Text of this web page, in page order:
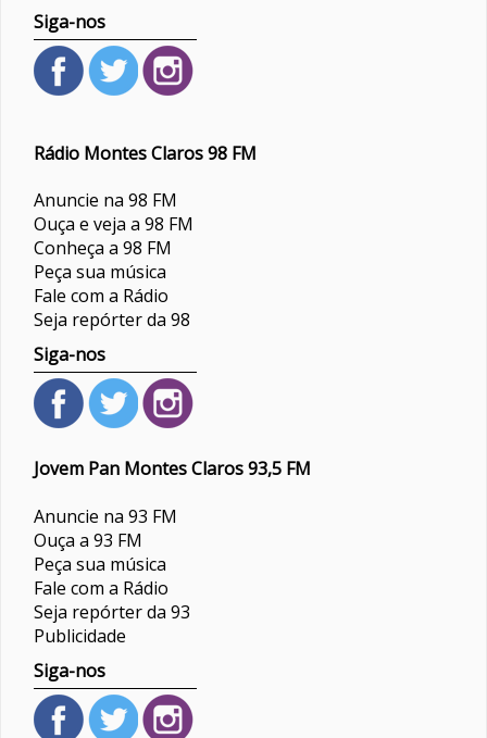
Siga-nos
Rádio Montes Claros 98 FM
Anuncie na 98 FM
Ouça e veja a 98 FM
Conheça a 98 FM
Peça sua música
Fale com a Rádio
Seja repórter da 98
Siga-nos
Jovem Pan Montes Claros 93,5 FM
Anuncie na 93 FM
Ouça a 93 FM
Peça sua música
Fale com a Rádio
Seja repórter da 93
Publicidade
Siga-nos